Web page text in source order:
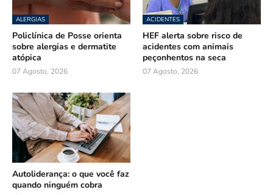
ALERGIAS
Policlínica de Posse orienta
sobre alergias e dermatite
atópica
07 Agosto, 2026
ACIDENTES
HEF alerta sobre risco de
acidentes com animais
peçonhentos na seca
07 Agosto, 2026
Autoliderança: o que você faz
quando ninguém cobra